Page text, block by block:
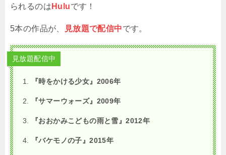
られるのは Huluです！
5本の作品が、 見放題で配信中です。
見放題配信中
『時をかける少女』2006年
『サマーウォーズ』2009年
『おおかみこどもの雨と雪』2012年
『バケモノの子』2015年